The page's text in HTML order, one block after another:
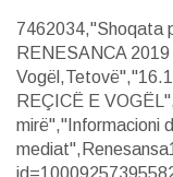
7462034,"Shoqata
RENESANCA
REÇICË E
mirë","Informacioni